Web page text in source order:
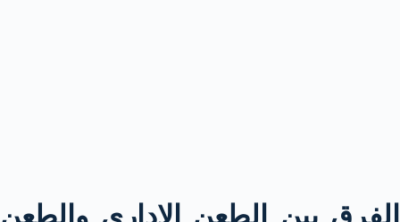
الفرق بين الطعن الإداري والطعن